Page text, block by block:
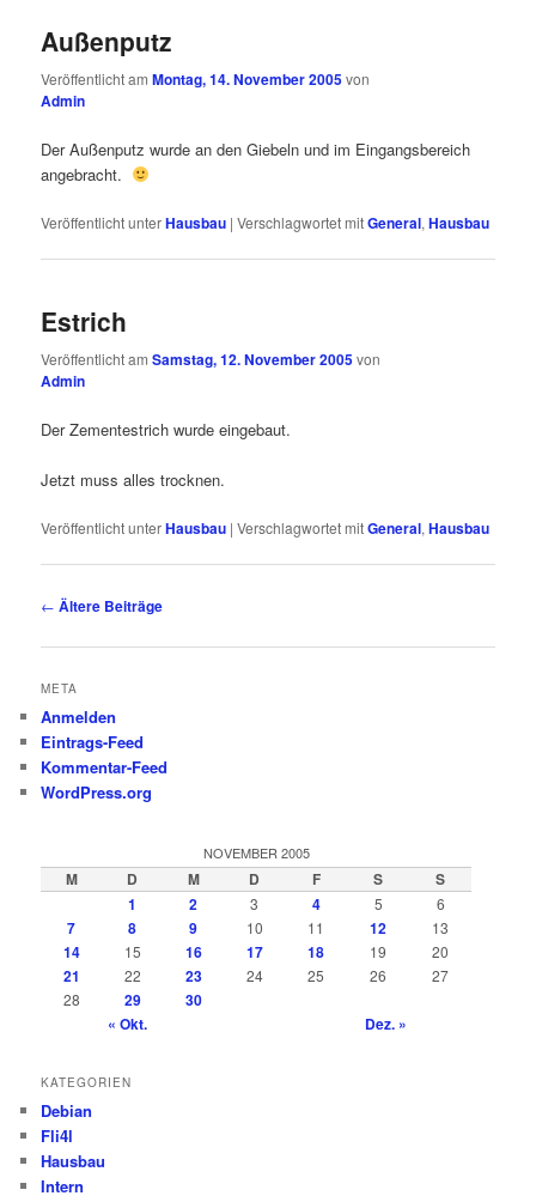
Außenputz
Veröffentlicht amMontag, 14. November 2005von
Admin
Der Außenputz wurde an den Giebeln und im Eingangsbereich
angebracht.
Veröffentlicht unterHausbau |Verschlagwortet mitGeneral,Hausbau
Estrich
Veröffentlicht amSamstag, 12. November 2005von
Admin
Der Zementestrich wurde eingebaut.
Jetzt muss alles trocknen.
Veröffentlicht unterHausbau |Verschlagwortet mitGeneral,Hausbau
Beitragsnavigation
← Ältere Beiträge
META
Anmelden
Eintrags-Feed
Kommentar-Feed
WordPress.org
NOVEMBER 2005
M D M D F S
S
1
2 3 4 5 6
7 8 9 10 11 12 13
14 15 16 17 18 19 20
21 22 23 24 25 26
27
28
29
30
« Okt.
Dez. »
KATEGORIEN
Debian
Fli4l
Hausbau
Intern